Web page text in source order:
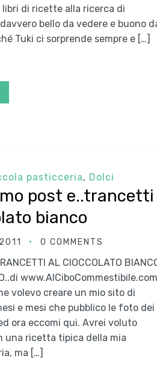
di ricette alla ricerca di
bello da vedere e buono
Tuki ci sorprende sempre e […]
pasticceria, Dolci
post e..trancetti
bianco
0 COMMENTS
AL CIOCCOLATO
volevo creare un mio sito di
e mesi che pubblico le foto dei
ora eccomi qui. Avrei voluto
una ricetta tipica della mia
ma […]